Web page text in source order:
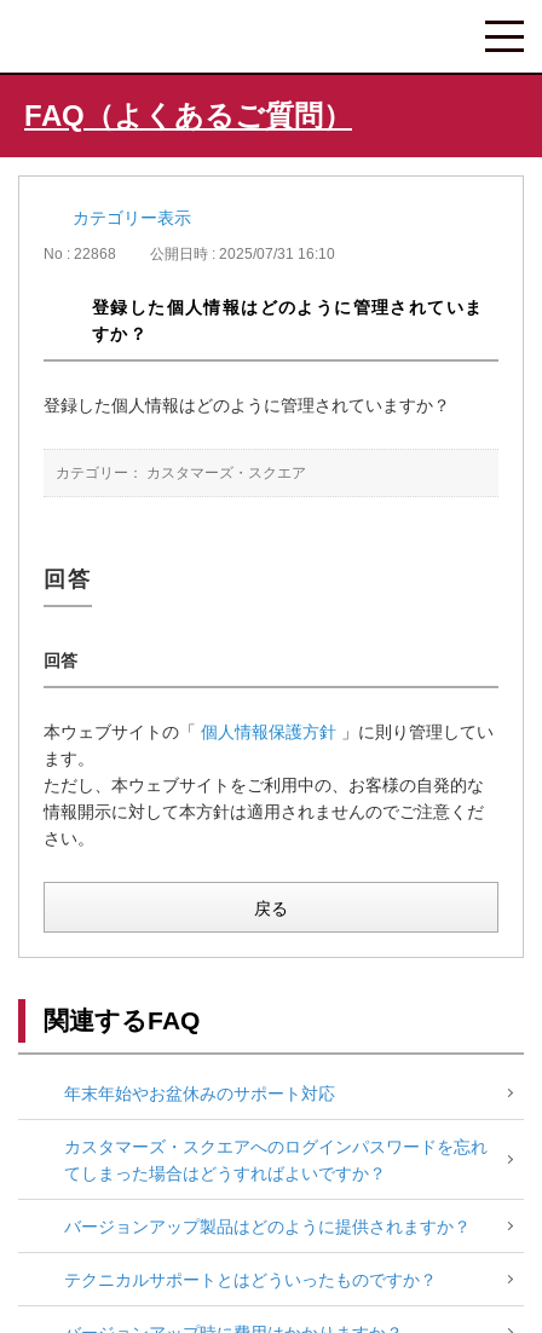
FAQ（よくあるご質問）
カテゴリー表示
No : 22868 公開日時 : 2025/07/31 16:10
登録した個人情報はどのように管理されていま
すか？
登録した個人情報はどのように管理されていますか？
カテゴリー： カスタマーズ・スクエア
本ウェブサイトの「 個人情報保護方針 」に則り管理してい
ます。
ただし、本ウェブサイトをご利用中の、お客様の自発的な
情報開示に対して本方針は適用されませんのでご注意くだ
さい。
戻る
関連するFAQ
年末年始やお盆休みのサポート対応
カスタマーズ・スクエアへのログインパスワードを忘れ
てしまった場合はどうすればよいですか？
バージョンアップ製品はどのように提供されますか？
テクニカルサポートとはどういったものですか？